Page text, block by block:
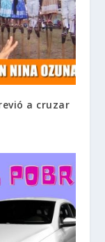
a cruzar